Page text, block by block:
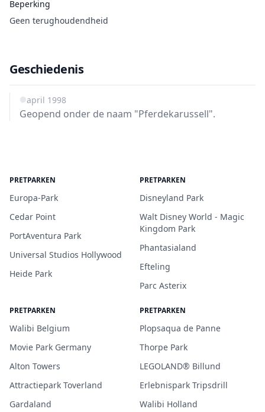
Beperking
Geen terughoudendheid
Geschiedenis
1 april 1998
Geopend onder de naam "Pferdekarussell".
PRETPARKEN
Europa-Park
Cedar Point
PortAventura Park
Universal Studios Hollywood
Heide Park
PRETPARKEN
Disneyland Park
Walt Disney World - Magic
Kingdom Park
Phantasialand
Efteling
Parc Asterix
PRETPARKEN
Walibi Belgium
Movie Park Germany
Alton Towers
Attractiepark Toverland
Gardaland
PRETPARKEN
Plopsaqua de Panne
Thorpe Park
LEGOLAND® Billund
Erlebnispark Tripsdrill
Walibi Holland